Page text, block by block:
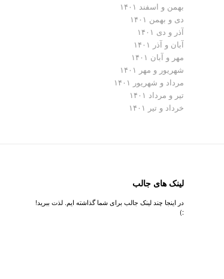
بهمن و اسفند ۱۴۰۱
دی و بهمن ۱۴۰۱
آذر و دی ۱۴۰۱
آبان و آذر ۱۴۰۱
مهر و آبان ۱۴۰۱
شهریور و مهر ۱۴۰۱
مرداد و شهریور ۱۴۰۱
تیر و مرداد ۱۴۰۱
خرداد و تیر ۱۴۰۱
لینک های جالب
در اینجا چند لینک جالب برای شما گذاشته ایم. لذت ببرید!
:)